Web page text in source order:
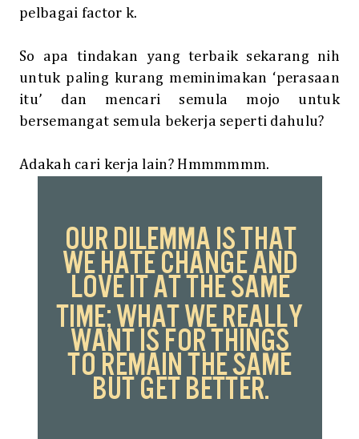
pelbagai factor k.
So apa tindakan yang terbaik sekarang nih
untuk paling kurang meminimakan ‘perasaan
itu’ dan mencari semula mojo untuk
bersemangat semula bekerja seperti dahulu?
Adakah cari kerja lain? Hmmmmmm.